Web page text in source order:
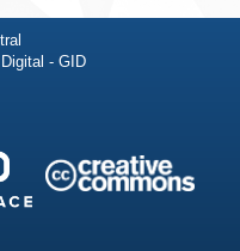
- GID